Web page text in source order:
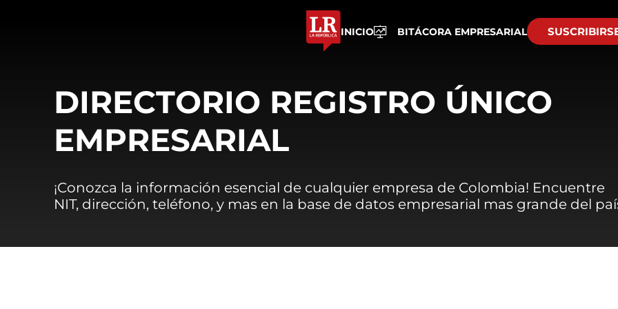
INICIO BITÁCORA EMPRESARIAL
DIRECTORIO REGISTRO ÚNICO
EMPRESARIAL
¡Conozca la información esencial de cualquier empresa de Colombia! Encuentre
NIT, dirección, teléfono, y mas en la base de datos empresarial mas grande del